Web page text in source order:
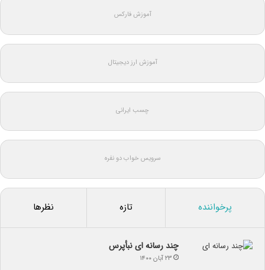
آموزش فارکس
آموزش ارز دیجیتال
چسب ایرانی
سرویس خواب دو نفره
پرخواننده تازه نظرها
چند رسانه ای نبأپرس
۲۳ آبان ۱۴۰۰